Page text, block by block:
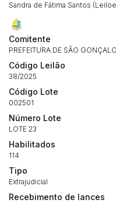
Sandra de Fátima Santos
Comitente
PREFEITURA DE SÃO
Código Leilão
38/2025
Código Lote
002501
Número Lote
LOTE 23
Habilitados
114
Tipo
Extrajudicial
Recebimento de lances
Envie sua Proposta
Histórico de
Clique aqui para fazer
Habilite-se para
propostas